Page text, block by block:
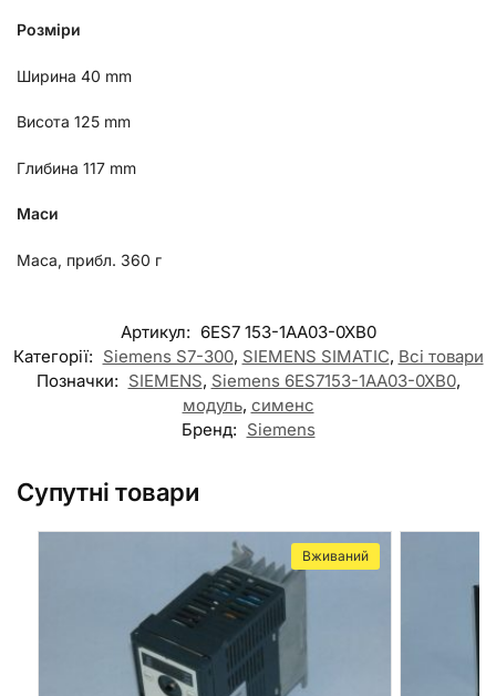
Розміри
Ширина 40 mm
Висота 125 mm
Глибина 117 mm
Маси
Маса, прибл. 360 г
Артикул: 6ES7 153-1AA03-0XB0
Категорії: Siemens S7-300, SIEMENS SIMATIC, Всі товари
Позначки: SIEMENS, Siemens 6ES7153-1AA03-0XB0,
модуль, сименс
Бренд: Siemens
Супутні товари
Вживаний